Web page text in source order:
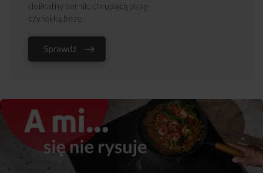
delikatny sernik, chrupiącą pizzę
czy lekką bezę.
Sprawdź